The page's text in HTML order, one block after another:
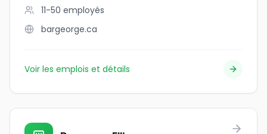
11-50 employés
bargeorge.ca
Voir les emplois et détails